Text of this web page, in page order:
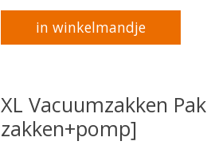
in winkelmandje
XL Vacuumzakken
zakken+pomp]